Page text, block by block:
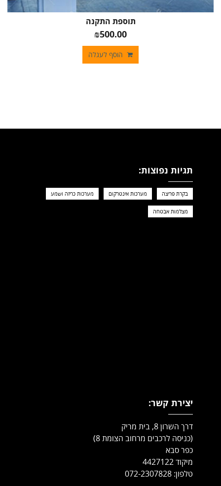
תוספת התקנה
₪500.00
הוסף לעגלה
תגיות נפוצות:
בקרת פריצה מערכות אינטרקום מערכות כריזה ושמע
מצלמות אבטחה
יצירת קשר:
דרך השרון 8, בית מריק
(כניסה לרכבים מרחוב הצומת 8)
כפר סבא
מיקוד 4427122
טלפון: 072-2307828